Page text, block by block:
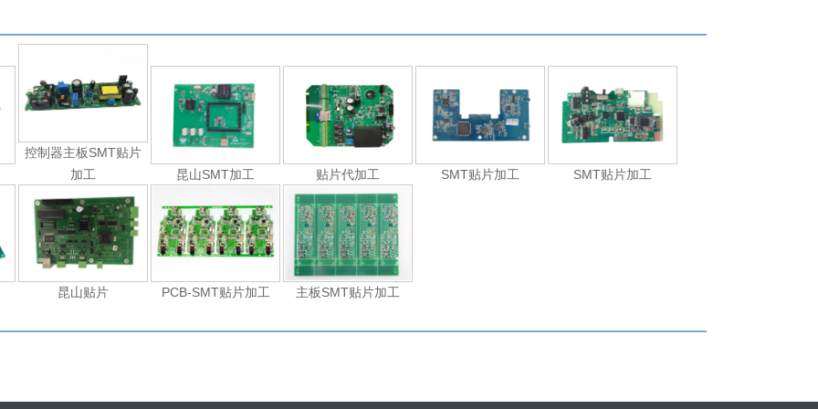
控制器主板SMT贴片
加工
昆山SMT加工 贴片代加工 SMT贴片加工 SMT贴片加工
昆山贴片 PCB-SMT贴片加工 主板SMT贴片加工